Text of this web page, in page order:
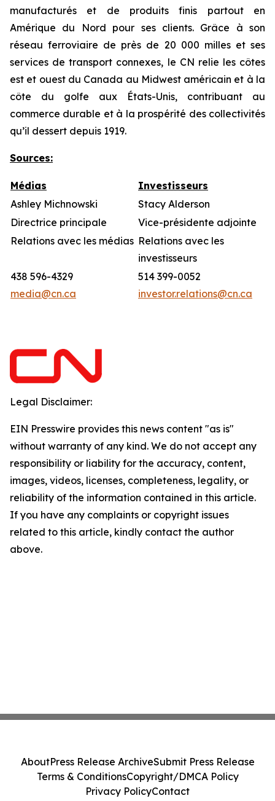
manufacturés et de produits finis partout en
Amérique du Nord pour ses clients. Grâce à son
réseau ferroviaire de près de 20 000 milles et ses
services de transport connexes, le CN relie les côtes
est et ouest du Canada au Midwest américain et à la
côte du golfe aux États-Unis, contribuant au
commerce durable et à la prospérité des collectivités
qu’il dessert depuis 1919.
Sources:
Médias
Investisseurs
Ashley Michnowski
Stacy Alderson
Directrice principale
Vice-présidente adjointe
Relations avec les médias Relations avec les
investisseurs
438 596-4329
media@cn.ca
514 399-0052
investor.relations@cn.ca
Legal Disclaimer:
EIN Presswire provides this news content "as is"
without warranty of any kind. We do not accept any
responsibility or liability for the accuracy, content,
images, videos, licenses, completeness, legality, or
reliability of the information contained in this article.
If you have any complaints or copyright issues
related to this article, kindly contact the author
above.
AboutPress Release ArchiveSubmit Press Release
Terms & ConditionsCopyright/DMCA Policy
Privacy PolicyContact